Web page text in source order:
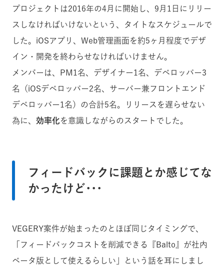
プロジェクトは2016年の4月に開始し、9月1日にリリー
スしなければいけないという、タイトなスケジュールで
した。iOSアプリ、Web管理画面を約5ヶ月程度でデザ
イン・開発を終わらせなければいけません。
メンバーは、PM1名、デザイナー1名、デベロッパー3
名（iOSデベロッパー2名、サーバー兼フロントエンド
デベロッパー1名）の合計5名。リリースを遅らせない
為に、 効率化を意識しながらのスタートでした。
フィードバックに課題とか感じてな
かったけど･･･
VEGERY案件が始まったのとほぼ同じタイミングで、
「フィードバックコストを削減できる『Balto』が社内
ベータ版として使えるらしい」という話を耳にしまし